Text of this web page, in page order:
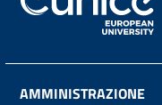
AMMINISTRAZIONE